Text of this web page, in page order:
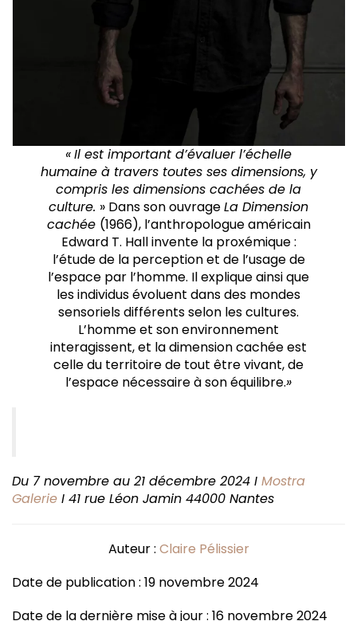
«Il est important d’évaluer l’échelle
humaine à travers toutes ses dimensions, y
compris les dimensions cachées de la
culture. » Dans son ouvrageLa Dimension
cachée (1966), l’anthropologue américain
Edward T. Hall invente la proxémique :
l’étude de la perception et de l’usage de
l’espace par l’homme. Il explique ainsi que
les individus évoluent dans des mondes
sensoriels différents selon les cultures.
L’homme et son environnement
interagissent, et la dimension cachée est
celle du territoire de tout être vivant, de
l’espace nécessaire à son équilibre.»
Du 7 novembre au 21 décembre 2024 I Mostra
Galerie I 41 rue Léon Jamin 44000 Nantes
Auteur : Claire Pélissier
Date de publication : 19 novembre 2024
Date de la dernière mise à jour : 16 novembre 2024